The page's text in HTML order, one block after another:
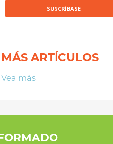
MÁS ARTÍCULOS
Vea más